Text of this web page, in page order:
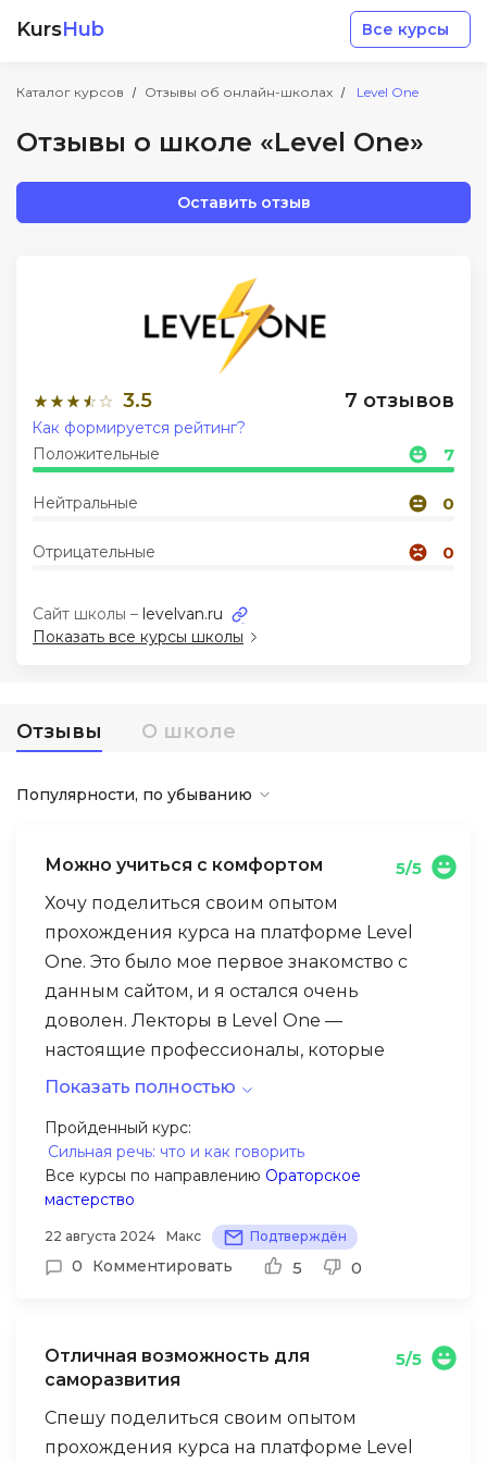
KursHub Все курсы
Каталог курсов Отзывы об онлайн-школах Level One
Отзывы о школе «Level One»
Оставить отзыв
3.5 7 отзывов
Положительные 7
Нейтральные 0
Отрицательные 0
Как формируется рейтинг?
Показать все курсы школы
Отзывы О школе
Сайт школы – levelvan.ru
Популярности, по убыванию
Можно учиться с комфортом
5/5
Хочу поделиться своим опытом
прохождения курса на платформе Level
One. Это было мое первое знакомство с
данным сайтом, и я остался очень
доволен. Лекторы в Level One —
настоящие профессионалы, которые
объясняют сложные вещи простым
полезным, но и очень интересным.
Особенно понравилось, как подробно
разбирались различные исторические
темы. Лекторы давали много полезной
информации, а сам процесс обучения
проходил через вебинары, что позволило
учиться в удобное для меня время. Я
информацию.
Сайт очень удобный и понятный, а выбор
тем — огромен. Я изучал как популярные,
позволило взглянуть на историю с разных
Показать полностью
Пройденный курс:
Сильная речь: что и как говорить
Все курсы по направлению Ораторское
мастерство
22 августа 2024 Макс Подтверждён
0 Комментировать 5 0
Отличная возможность для
саморазвития
5/5
Спешу поделиться своим опытом
прохождения курса на платформе Level
Аналитика
Менеджмент
Детям
Акции и промокоды